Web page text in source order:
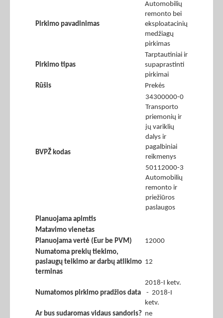
Pirkimo pavadinimas
Automobilių
remonto bei
eksploatacinių
medžiagų
pirkimas
Pirkimo tipas
Tarptautiniai ir
supaprastinti
pirkimai
Rūšis
Prekės
BVPŽ kodas
34300000-0
Transporto
priemonių ir
jų variklių
dalys ir
pagalbiniai
reikmenys
50112000-3
Automobilių
remonto ir
priežiūros
paslaugos
Planuojama apimtis
Matavimo vienetas
Planuojama vertė (Eur be PVM)
12000
Numatoma prekių tiekimo,
paslaugų teikimo ar darbų atlikimo
terminas
12
Numatomos pirkimo pradžios data
2018-I ketv.
- 2018-I
ketv.
Ar bus sudaromas vidaus sandoris? ne